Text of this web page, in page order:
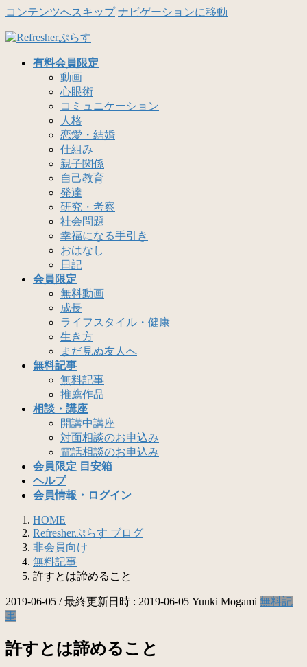
コンテンツへスキップ ナビゲーションに移動
有料会員限定
動画
心眼術
コミュニケーション
人格
恋愛・結婚
仕組み
親子関係
自己教育
発達
研究・考察
社会問題
幸福になる手引き
おはなし
日記
会員限定
無料動画
成長
ライフスタイル・健康
生き方
まだ見ぬ友人へ
無料記事
無料記事
推薦作品
相談・講座
開講中講座
対面相談のお申込み
電話相談のお申込み
会員限定 目安箱
ヘルプ
会員情報・ログイン
HOME
Refresherぷらす ブログ
非会員向け
無料記事
許すとは諦めること
2019-06-05 / 最終更新日時 : 2019-06-05 Yuuki Mogami 無料記
事
許すとは諦めること